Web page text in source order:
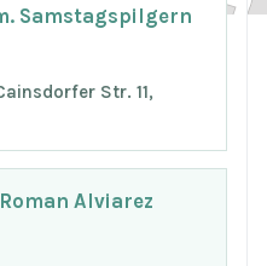
Samstagspilgern
Str. 11,
Alviarez